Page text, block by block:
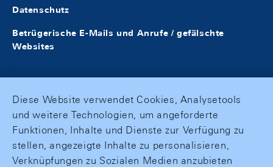
Datenschutz
Betrügerische E-Mails und Anrufe / gefälschte
Websites
Diese Website verwendet Cookies, Analysetools
und weitere Technologien, um angeforderte
Funktionen, Inhalte und Dienste zur Verfügung zu
stellen, angezeigte Inhalte zu personalisieren,
Verknüpfungen zu Sozialen Medien anzubieten